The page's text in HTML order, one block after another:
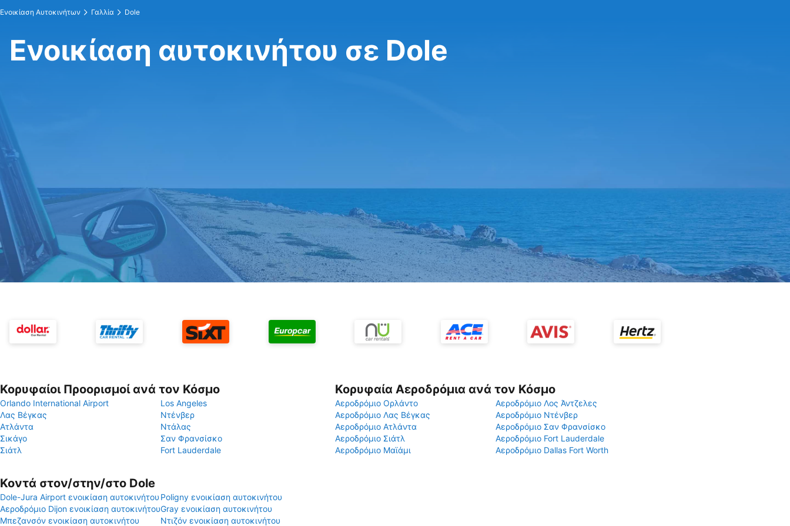
Ενοικίαση Αυτοκινήτων Γαλλία Dole
Ενοικίαση αυτοκινήτου σε Dole
Κορυφαίοι Προορισμοί ανά τον Κόσμο
Orlando International Airport
Los Angeles
Λας Βέγκας
Ντένβερ
Ατλάντα
Ντάλας
Σικάγο
Σαν Φρανσίσκο
Σιάτλ
Fort Lauderdale
Κορυφαία Αεροδρόμια ανά τον Κόσμο
Αεροδρόμιο Ορλάντο
Αεροδρόμιο Λος Άντζελες
Αεροδρόμιο Λας Βέγκας
Αεροδρόμιο Ντένβερ
Αεροδρόμιο Ατλάντα
Αεροδρόμιο Σαν Φρανσίσκο
Αεροδρόμιο Σιάτλ
Αεροδρόμιο Fort Lauderdale
Αεροδρόμιο Μαϊάμι
Αεροδρόμιο Dallas Fort Worth
Κοντά στον/στην/στο Dole
Dole-Jura Airport ενοικίαση αυτοκινήτου Poligny ενοικίαση αυτοκινήτου
Αεροδρόμιο Dijon ενοικίαση αυτοκινήτουGray ενοικίαση αυτοκινήτου
Μπεζανσόν ενοικίαση αυτοκινήτου
Ντιζόν ενοικίαση αυτοκινήτου